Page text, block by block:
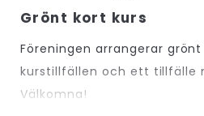
Grönt kort kurs
Föreningen arrangerar
kurstillfällen och ett tillfälle
Välkomna!